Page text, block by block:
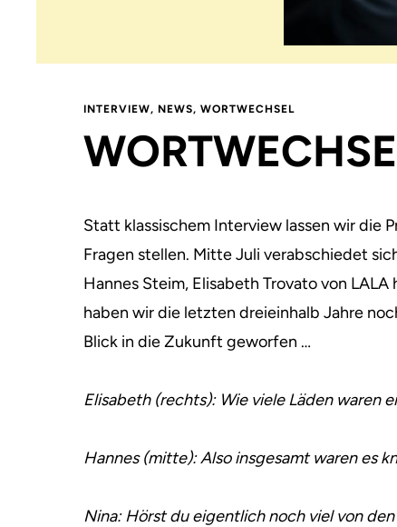
INTERVIEW, NEWS, WORTWECHSEL
Statt klassischem Interview lassen wir die
Fragen stellen. Mitte Juli verabschiedet
Hannes Steim, Elisabeth Trovato von
haben wir die letzten dreieinhalb Jahre
Blick in die Zukunft geworfen …
Elisabeth (rechts): Wie viele Läden waren
Hannes (mitte): Also insgesamt waren es
Nina: Hörst du eigentlich noch viel von